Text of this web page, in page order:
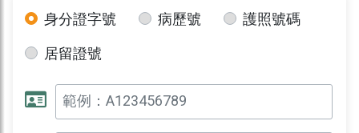
身分證字號 病歷號
護照號碼
居留證號